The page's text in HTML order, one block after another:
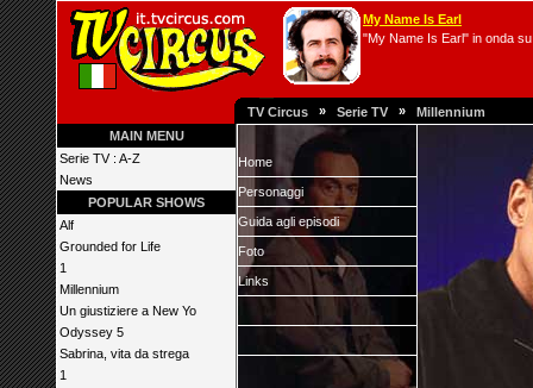
My Name Is Earl
"My Name Is Earl" in onda
TV Circus » Serie TV » Millennium
MAIN MENU
Serie TV : A-Z
News
POPULAR SHOWS
Alf
Grounded for Life
1
Millennium
Un giustiziere a New Yo
Odyssey 5
Sabrina, vita da strega
1
Home
Personaggi
Guida agli episodi
Foto
Links